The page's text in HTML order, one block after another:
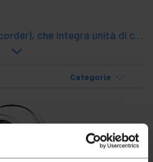
NVR (Network Video Recorder), che integra unità di controllo e la registrazione. Il sistema NVR utilizza videocamere basate su tecnologia IP. Comunicare con videocamere e l'unità di controllo viene eseguita cavo UTP o mendiante una rete Ethernet installata. Ideale per l'installazione di videosorveglianza TVCC. La tecnologia ha PoE (Power over Ethernet), che consente la trasmissione di dati ed energia por il cavo UTP. Facilità di installazione e collegamento di videocamere alla centralina tramite un cavo UTP singolo.
Categorie